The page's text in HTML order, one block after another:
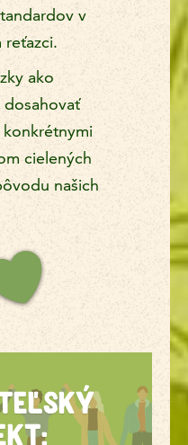
v
reťazci.
ako
konkrétnymi
cielených
našich